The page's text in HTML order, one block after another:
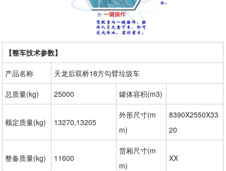
【整车技术参数】
产品名称 天龙后双桥18方勾臂垃圾车
总质量(kg) 25000 罐体容积(m3)
额定质量(kg) 13270,13205
外形尺寸(m
m)
8390X2550X33
20
整备质量(kg) 11600
货厢尺寸(m
m)
XX